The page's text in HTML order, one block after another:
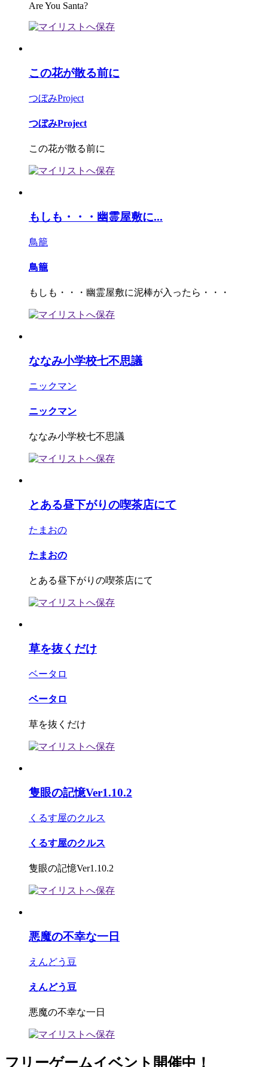
Are You Santa?
この花が散る前に
つぼみProject
つぼみProject
この花が散る前に
もしも・・・幽霊屋敷に...
鳥籠
鳥籠
もしも・・・幽霊屋敷に泥棒が入ったら・・・
ななみ小学校七不思議
ニックマン
ニックマン
ななみ小学校七不思議
とある昼下がりの喫茶店にて
たまおの
たまおの
とある昼下がりの喫茶店にて
草を抜くだけ
ベータロ
ベータロ
草を抜くだけ
隻眼の記憶Ver1.10.2
くるす屋のクルス
くるす屋のクルス
隻眼の記憶Ver1.10.2
悪魔の不幸な一日
えんどう豆
えんどう豆
悪魔の不幸な一日
フリーゲームイベント開催中！